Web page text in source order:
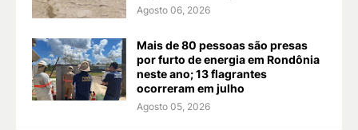
Agosto 06, 2026
Mais de 80 pessoas são presas
por furto de energia em Rondônia
neste ano; 13 flagrantes
ocorreram em julho
Agosto 05, 2026